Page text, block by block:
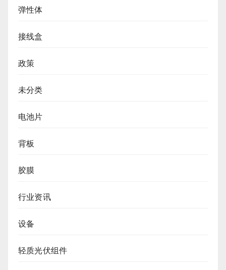
弹性体
接线盒
政策
未分类
电池片
背板
胶膜
行业资讯
设备
轻质光伏组件